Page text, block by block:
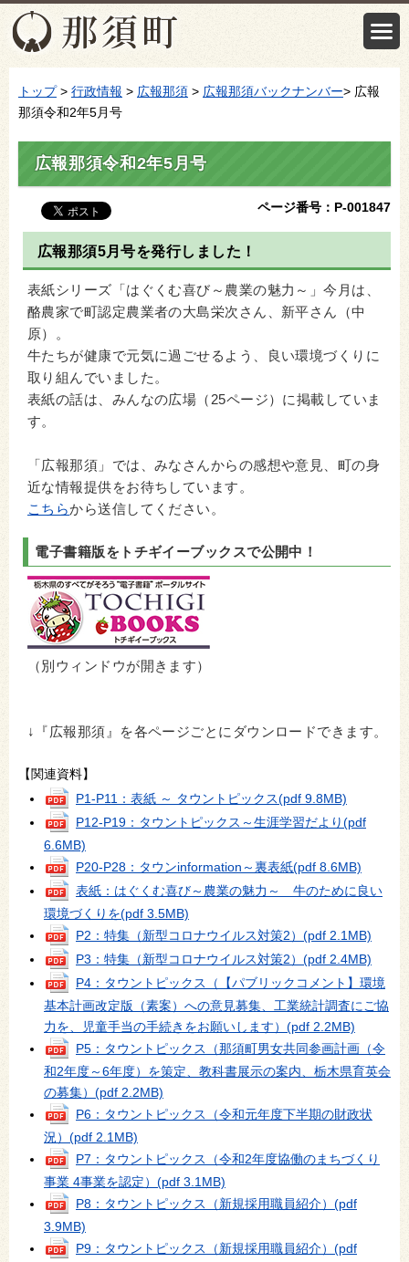
トップ> 行政情報 > 広報那須 > 広報那須バックナンバー> 広報
那須令和2年5月号
広報那須令和2年5月号
ページ番号：P-001847
広報那須5月号を発行しました！
表紙シリーズ「はぐくむ喜び～農業の魅力～」今月は、
酪農家で町認定農業者の大島栄次さん、新平さん（中
原）。
牛たちが健康で元気に過ごせるよう、良い環境づくりに
取り組んでいました。
表紙の話は、みんなの広場（25ページ）に掲載していま
す。
「広報那須」では、みなさんからの感想や意見、町の身
近な情報提供をお待ちしています。
こちらから送信してください。
電子書籍版をトチギイーブックスで公開中！
（別ウィンドウが開きます）
↓『広報那須』を各ページごとにダウンロードできます。
【関連資料】
P1-P11：表紙 ～ タウントピックス(pdf 9.8MB)
P12‐P19：タウントピックス～生涯学習だより(pdf
6.6MB)
P20‐P28：タウンinformation～裏表紙(pdf 8.6MB)
表紙：はぐくむ喜び～農業の魅力～ 牛のために良い
環境づくりを(pdf 3.5MB)
P2：特集（新型コロナウイルス対策2） (pdf 2.1MB)
P3：特集（新型コロナウイルス対策2） (pdf 2.4MB)
P4：タウントピックス（【パブリックコメント】環境
基本計画改定版（素案）への意見募集、工業統計調査にご協
力を、児童手当の手続きをお願いします） (pdf 2.2MB)
P5：タウントピックス（那須町男女共同参画計画（令
和2年度～6年度）を策定、教科書展示の案内、栃木県育英会
の募集） (pdf 2.2MB)
P6：タウントピックス（令和元年度下半期の財政状
況） (pdf 2.1MB)
P7：タウントピックス（令和2年度協働のまちづくり
事業 4事業を認定） (pdf 3.1MB)
P8：タウントピックス（新規採用職員紹介） (pdf
3.9MB)
P9：タウントピックス（新規採用職員紹介） (pdf